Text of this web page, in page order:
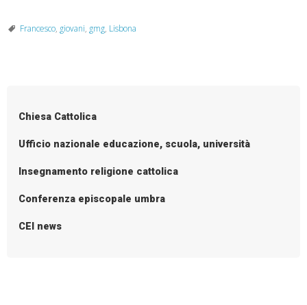
Francesco, giovani, gmg, Lisbona
Chiesa Cattolica
Ufficio nazionale educazione, scuola, università
Insegnamento religione cattolica
Conferenza episcopale umbra
CEI news